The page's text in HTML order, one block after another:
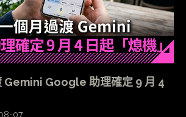
Gemini Google 助理確定 9 月 4
07